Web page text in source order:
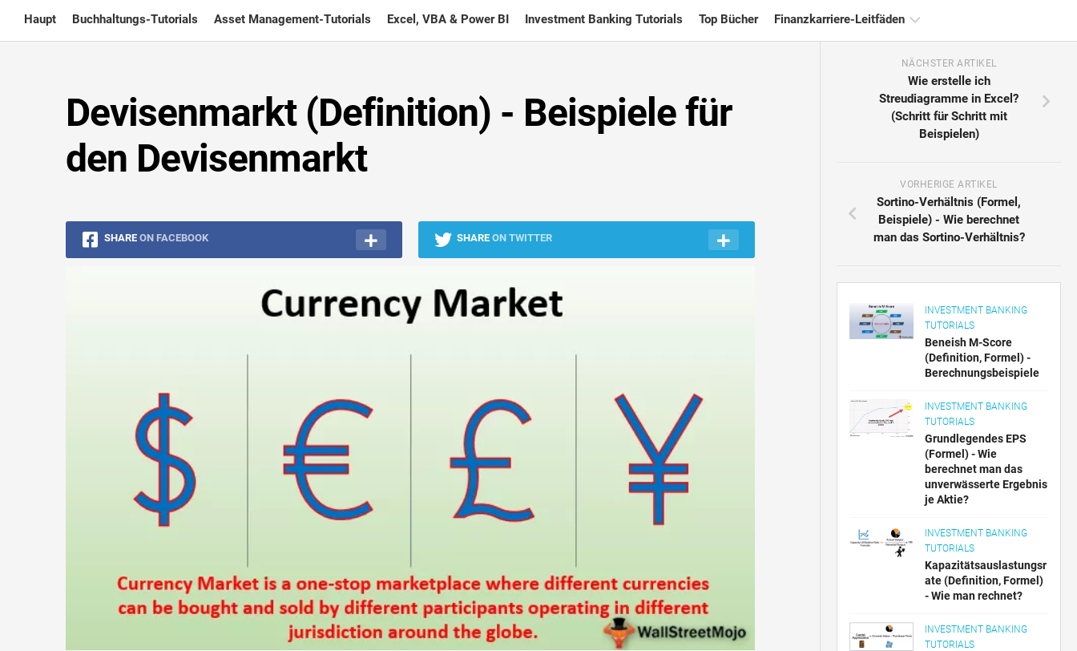
content
Haupt Buchhaltungs-Tutorials Asset Management-Tutorials Excel, VBA & Power BI Investment Banking Tutorials Top Bücher Finanzkarriere-Leitfäden
Finanzzertifizierung
Vollständige
Devisenmarkt (Definition) - Beispiele für
den Devisenmarkt
SHARE ON FACEBOOK SHARE ON TWITTER
NÄCHSTER ARTIKEL
Wie erstelle ich
Streudiagramme in Excel?
(Schritt für Schritt mit
Beispielen)
VORHERIGE ARTIKEL
Sortino-Verhältnis (Formel,
Beispiele) - Wie berechnet
man das Sortino-Verhältnis?
INVESTMENT BANKING
TUTORIALS
Beneish M-Score
(Definition, Formel) -
Berechnungsbeispiele
INVESTMENT BANKING
TUTORIALS
Grundlegendes EPS
(Formel) - Wie
berechnet man das
unverwässerte Ergebnis
je Aktie?
INVESTMENT BANKING
TUTORIALS
Kapazitätsauslastungsr
ate (Definition, Formel)
- Wie man rechnet?
INVESTMENT BANKING
TUTORIALS